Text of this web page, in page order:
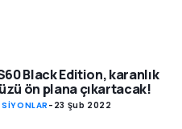
Black Edition, karanlık
ön plana çıkartacak!
- 23 Şub 2022